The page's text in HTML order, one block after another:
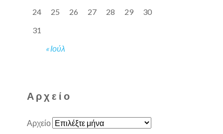
« Ιούλ
24 25 26 27 28 29
30
31
Αρχείο
Αρχείο